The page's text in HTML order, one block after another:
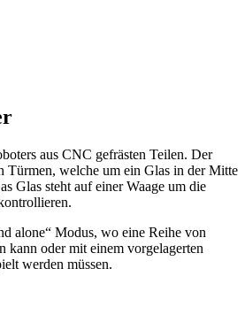
aus CNC gefrästen Teilen. Der
Türmen, welche um ein Glas in der Mitte
Glas steht auf einer Waage um die
alone“ Modus, wo eine Reihe von
kann oder mit einem vorgelagerten
werden müssen.